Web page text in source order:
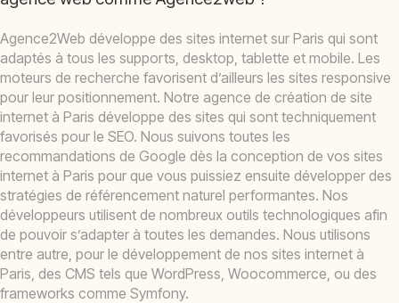
Agence2Web développe des sites internet sur Paris qui sont
adaptés à tous les supports, desktop, tablette et mobile. Les
moteurs de recherche favorisent d’ailleurs les sites responsive
pour leur positionnement. Notre agence de création de site
internet à Paris développe des sites qui sont techniquement
favorisés pour le SEO. Nous suivons toutes les
recommandations de Google dès la conception de vos sites
internet à Paris pour que vous puissiez ensuite développer des
stratégies de référencement naturel performantes. Nos
développeurs utilisent de nombreux outils technologiques afin
de pouvoir s’adapter à toutes les demandes. Nous utilisons
entre autre, pour le développement de nos sites internet à
Paris, des CMS tels que WordPress, Woocommerce, ou des
frameworks comme Symfony.